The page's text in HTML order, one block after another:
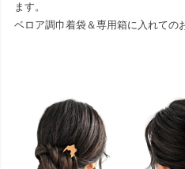
ます。
ベロア調巾着袋＆専用箱に入れての